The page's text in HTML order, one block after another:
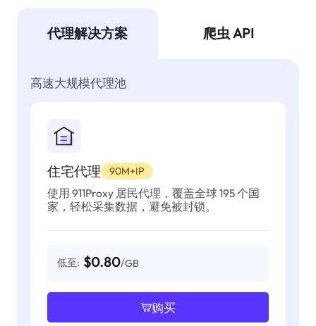
代理解决方案 爬虫 API
高速大规模代理池
住宅代理 90M+IP
使用 911Proxy 居民代理，覆盖全球 195 个国
家，轻松采集数据，避免被封锁。
低至: $0.80/GB
购买